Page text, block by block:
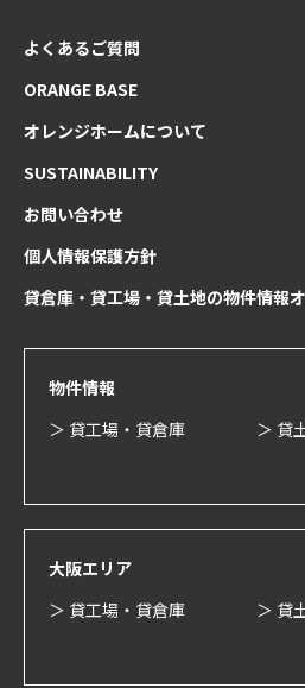
よくあるご質問
ORANGE BASE
オレンジホームについて
SUSTAINABILITY
お問い合わせ
個人情報保護方針
貸倉庫・貸工場・貸土地の物件情報
物件情報
＞ 貸工場・貸倉庫
＞ 貸
大阪エリア
＞ 貸工場・貸倉庫
＞ 貸